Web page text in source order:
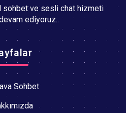
sohbet ve sesli chat hizmeti
ediyoruz..
Sohbet